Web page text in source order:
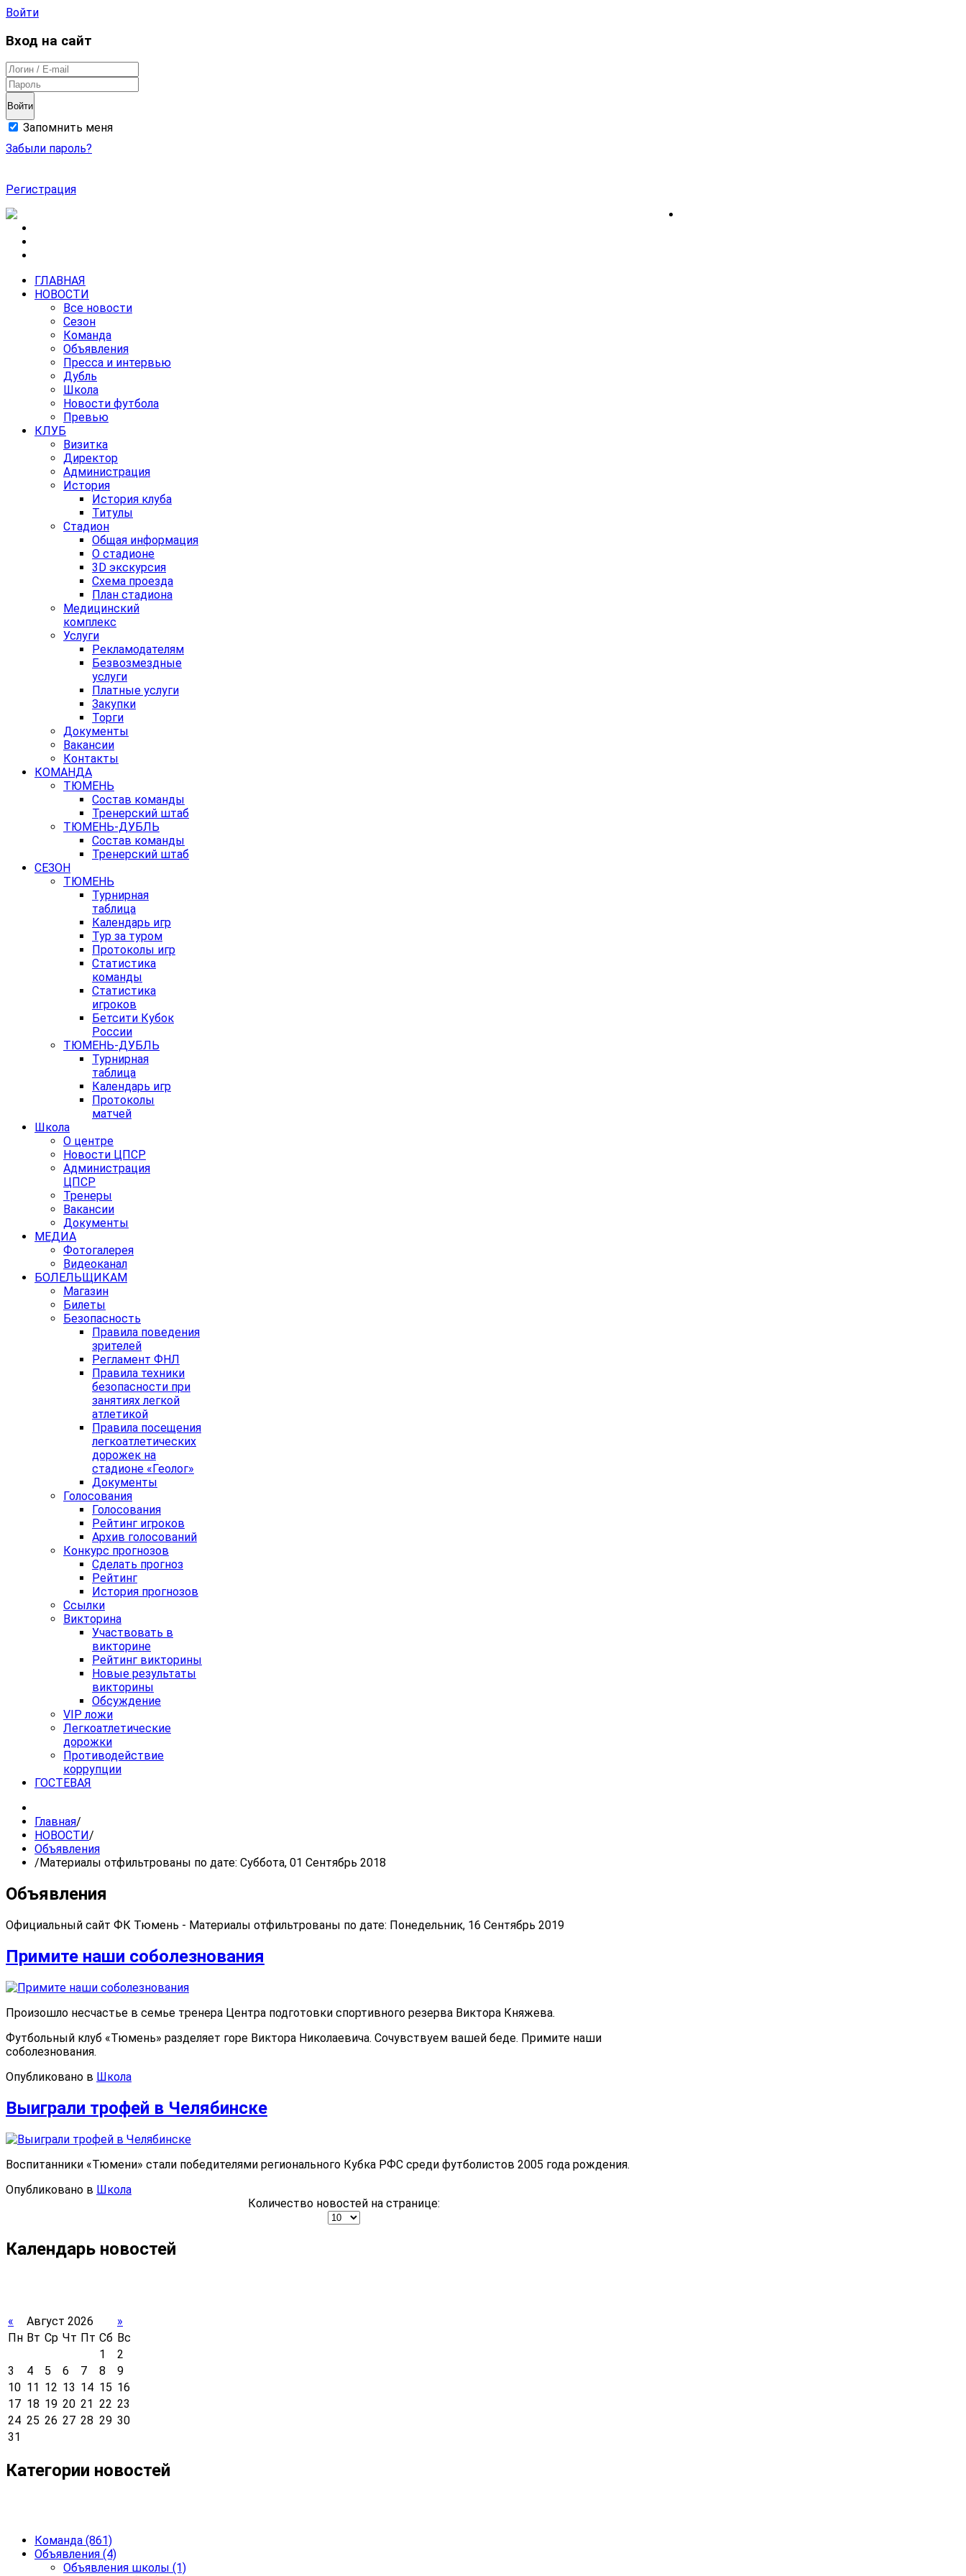
Войти
Вход на сайт
Войти
Запомнить меня
Забыли пароль?
Регистрация
ГЛАВНАЯ
НОВОСТИ
Все новости
Сезон
Команда
Объявления
Пресса и интервью
Дубль
Школа
Новости футбола
Превью
КЛУБ
Визитка
Директор
Администрация
История
История клуба
Титулы
Стадион
Общая информация
О стадионе
3D экскурсия
Схема проезда
План стадиона
Медицинский
комплекс
Услуги
Рекламодателям
Безвозмездные
услуги
Платные услуги
Закупки
Торги
Документы
Вакансии
Контакты
КОМАНДА
ТЮМЕНЬ
Состав команды
Тренерский штаб
ТЮМЕНЬ-ДУБЛЬ
Состав команды
Тренерский штаб
СЕЗОН
ТЮМЕНЬ
Турнирная
таблица
Календарь игр
Тур за туром
Протоколы игр
Статистика
команды
Статистика
игроков
Бетсити Кубок
России
ТЮМЕНЬ-ДУБЛЬ
Турнирная
таблица
Календарь игр
Протоколы
матчей
Школа
О центре
Новости ЦПСР
Администрация
ЦПСР
Тренеры
Вакансии
Документы
МЕДИА
Фотогалерея
Видеоканал
БОЛЕЛЬЩИКАМ
Магазин
Билеты
Безопасность
Правила поведения
зрителей
Регламент ФНЛ
Правила техники
безопасности при
занятиях легкой
атлетикой
Правила посещения
легкоатлетических
дорожек на
стадионе «Геолог»
Документы
Голосования
Голосования
Рейтинг игроков
Архив голосований
Конкурс прогнозов
Сделать прогноз
Рейтинг
История прогнозов
Ссылки
Викторина
Участвовать в
викторине
Рейтинг викторины
Новые результаты
викторины
Обсуждение
VIP ложи
Легкоатлетические
дорожки
Противодействие
коррупции
ГОСТЕВАЯ
Главная/
НОВОСТИ/
Объявления
/ Материалы отфильтрованы по дате: Суббота, 01 Сентябрь 2018
Объявления
Официальный сайт ФК Тюмень - Материалы отфильтрованы по дате: Понедельник, 16 Сентябрь 2019
Примите наши соболезнования
Произошло несчастье в семье тренера Центра подготовки спортивного резерва Виктора Княжева.
Футбольный клуб «Тюмень» разделяет горе Виктора Николаевича. Сочувствуем вашей беде. Примите наши
соболезнования.
Опубликовано в Школа
Выиграли трофей в Челябинске
Воспитанники «Тюмени» стали победителями регионального Кубка РФС среди футболистов 2005 года рождения.
Опубликовано в Школа
Количество новостей на странице:
Календарь новостей
« Август 2026
»
Пн Вт Ср Чт Пт Сб Вс
1
2
3
4 5 6 7 8
9
10 11 12 13 14 15 16
17 18 19 20 21 22 23
24 25 26 27 28 29 30
31
Категории новостей
Команда (861)
Объявления (4)
Объявления школы (1)